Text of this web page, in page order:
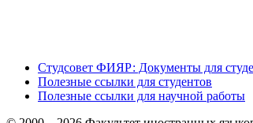
Студсовет ФИЯР: Документы для
Полезные ссылки для студентов
Полезные ссылки для научной работы